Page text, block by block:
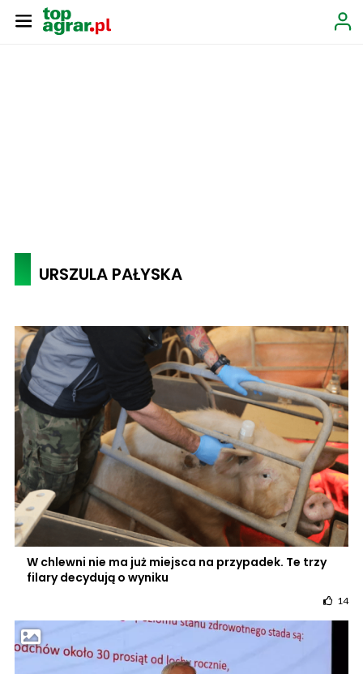
URSZULA PAŁYSKA
W chlewni nie ma już miejsca na przypadek. Te trzy
filary decydują o wyniku
14